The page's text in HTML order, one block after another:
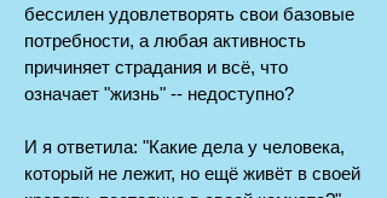
бессилен удовлетворять свои базовые
потребности, а любая активность
причиняет страдания и всё, что
означает "жизнь" -- недоступно?
И я ответила: "Какие дела у человека,
который не лежит, но ещё живёт в своей